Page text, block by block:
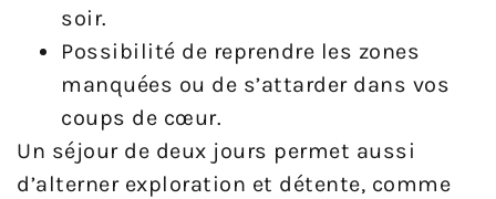
soir.
Possibilité de reprendre les zones
manquées ou de s’attarder dans vos
coups de cœur.
Un séjour de deux jours permet aussi
d’alterner exploration et détente, comme